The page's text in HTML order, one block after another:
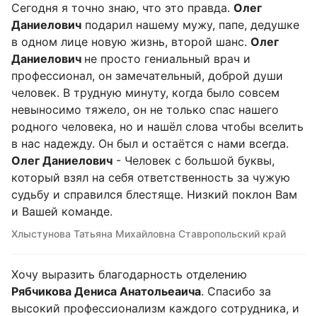
Сегодня я точно знаю, что это правда. Олег
Даниелович подарил нашему мужу, папе, дедушке
в одном лице новую жизнь, второй шанс. Олег
Даниелович не просто гениальный врач и
профессионал, он замечательный, доброй души
человек. В трудную минуту, когда было совсем
невыносимо тяжело, он не только спас нашего
родного человека, но и нашёл слова чтобы вселить
в нас надежду. Он был и остаётся с нами всегда.
Олег Даниелович - Человек с большой буквы,
который взял на себя ответственность за чужую
судьбу и справился блестяще. Низкий поклон Вам
и Вашей команде.
Хлыстунова Татьяна Михайловна Ставропольский край
Хочу выразить благодарность отделению
Рябчикова Дениса Анатольеаича. Спасибо за
высокий профессионализм каждого сотрудника, и